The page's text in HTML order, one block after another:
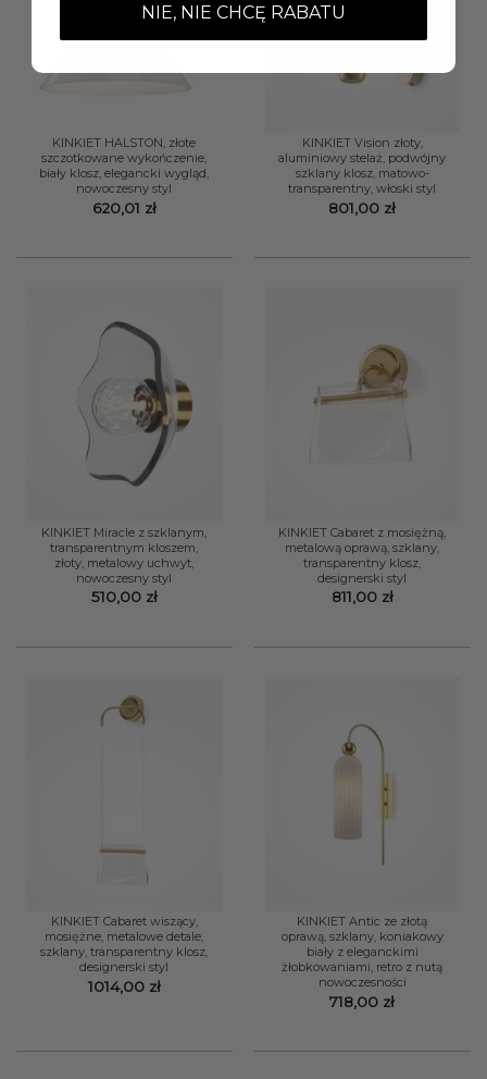
KINKIET HALSTON, złote
szczotkowane wykończenie,
biały klosz, elegancki wygląd,
nowoczesny styl
620,01 zł
KINKIET Vision złoty,
aluminiowy stelaż, podwójny
szklany klosz, matowo-
transparentny, włoski styl
801,00 zł
KINKIET Miracle z szklanym,
transparentnym kloszem,
złoty, metalowy uchwyt,
nowoczesny styl
510,00 zł
KINKIET Cabaret z mosiężną,
metalową oprawą, szklany,
transparentny klosz,
designerski styl
811,00 zł
KINKIET Cabaret wiszący,
mosiężne, metalowe detale,
szklany, transparentny klosz,
designerski styl
1014,00 zł
KINKIET Antic ze złotą
oprawą, szklany, koniakowy
biały z eleganckimi
żłobkowaniami, retro z nutą
nowoczesności
718,00 zł
NIE, NIE CHCĘ RABATU